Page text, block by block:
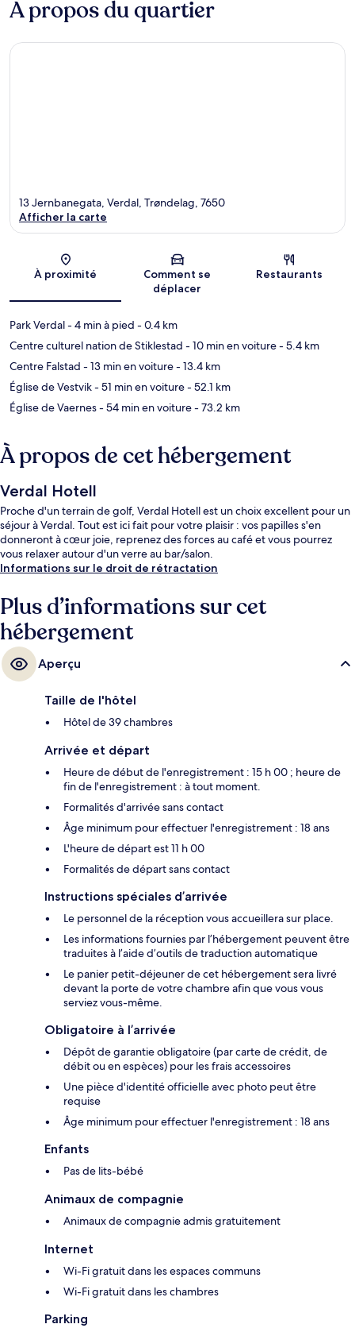
À propos du quartier
Carte
13 Jernbanegata, Verdal, Trøndelag, 7650
Afficher la carte
À proximité
Comment se
déplacer
Restaurants
Park Verdal- 4 min à pied - 0.4 km
Centre culturel nation de Stiklestad - 10 min en voiture- 5.4 km
Centre Falstad - 13 min en voiture- 13.4 km
Église de Vestvik- 51 min en voiture- 52.1 km
Église de Vaernes- 54 min en voiture- 73.2 km
À propos de cet hébergement
Verdal Hotell
Proche d'un terrain de golf, Verdal Hotell est un choix excellent pour un
séjour à Verdal. Tout est ici fait pour votre plaisir : vos papilles s'en
donneront à cœur joie, reprenez des forces au café et vous pourrez
vous relaxer autour d'un verre au bar/salon.
Informations sur le droit de rétractation
Plus d’informations sur cet
hébergement
Aperçu
Taille de l'hôtel
Hôtel de 39 chambres
Arrivée et départ
Heure de début de l'enregistrement : 15 h 00 ; heure de
fin de l'enregistrement : à tout moment.
Formalités d'arrivée sans contact
Âge minimum pour effectuer l'enregistrement : 18 ans
L'heure de départ est 11 h 00
Formalités de départ sans contact
Instructions spéciales d’arrivée
Le personnel de la réception vous accueillera sur place.
Les informations fournies par l’hébergement peuvent être
traduites à l’aide d’outils de traduction automatique
Le panier petit-déjeuner de cet hébergement sera livré
devant la porte de votre chambre afin que vous vous
serviez vous-même.
Obligatoire à l’arrivée
Dépôt de garantie obligatoire (par carte de crédit, de
débit ou en espèces) pour les frais accessoires
Une pièce d'identité officielle avec photo peut être
requise
Âge minimum pour effectuer l'enregistrement : 18 ans
Enfants
Pas de lits-bébé
Animaux de compagnie
Animaux de compagnie admis gratuitement
Internet
Wi-Fi gratuit dans les espaces communs
Wi-Fi gratuit dans les chambres
Parking